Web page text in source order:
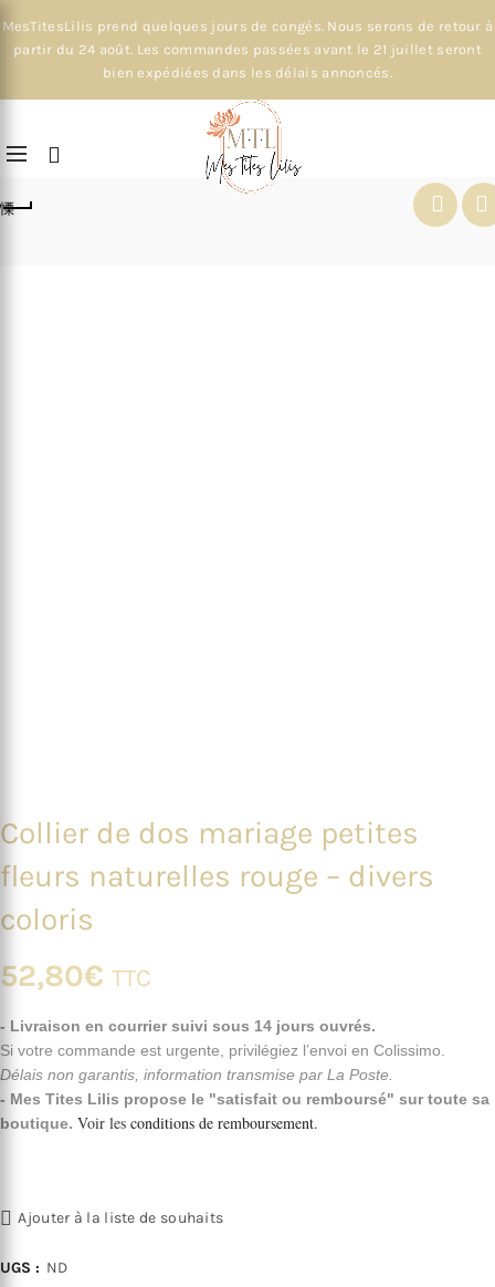
MesTitesLilis prend quelques jours de congés. Nous serons de retour à
partir du 24 août. Les commandes passées avant le 21 juillet seront
bien expédiées dans les délais annoncés.
Collier de dos mariage petites
fleurs naturelles rouge – divers
coloris
52,80€ TTC
- Livraison en courrier suivi sous 14 jours ouvrés.
Si votre commande est urgente, privilégiez l’envoi en Colissimo.
Délais non garantis, information transmise par La Poste.
- Mes Tites Lilis propose le "satisfait ou remboursé" sur toute sa
boutique. Voir les conditions de remboursement.
Ajouter à la liste de souhaits
UGS : ND